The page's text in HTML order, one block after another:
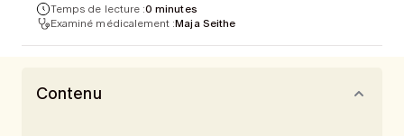
Temps de lecture :0 minutes
Examiné médicalement :Maja Seithe
Contenu